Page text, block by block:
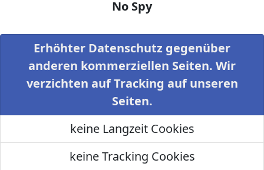
No Spy
Erhöhter Datenschutz gegenüber
anderen kommerziellen Seiten. Wir
verzichten auf Tracking auf unseren
Seiten.
keine Langzeit Cookies
keine Tracking Cookies